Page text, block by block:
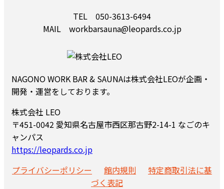
TEL 050-3613-6494
MAIL workbarsauna@leopards.co.jp
NAGONO WORK BAR & SAUNAは株式会社LEOが企画・
開発・運営をしております。
株式会社 LEO
〒451-0042 愛知県名古屋市西区那古野2-14-1 なごのキ
ャンパス
https://leopards.co.jp
プライバシーポリシー
館内規則
特定商取引法に基
づく表記